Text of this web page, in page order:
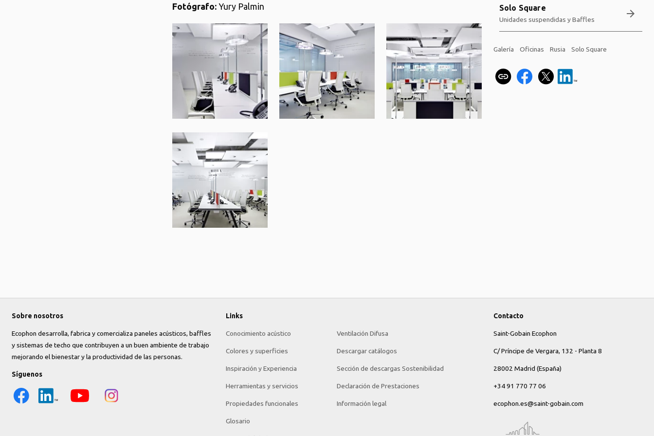
Fotógrafo: Yury Palmin Solo Square
Unidades suspendidas y Baffles arrow_forward
Galería Oficinas Rusia Solo Square
Sobre nosotros
Ecophon desarrolla, fabrica y comercializa paneles acústicos, baffles
y sistemas de techo que contribuyen a un buen ambiente de trabajo
mejorando el bienestar y la productividad de las personas.
Síguenos
Links
Conocimiento acústico
Colores y superficies
Inspiración y Experiencia
Herramientas y servicios
Propiedades funcionales
Glosario
Ventilación Difusa
Descargar catálogos
Sección de descargas Sostenibilidad
Declaración de Prestaciones
Información legal
Contacto
Saint-Gobain Ecophon
C/ Príncipe de Vergara, 132 - Planta 8
28002 Madrid (España)
+34 91 770 77 06
ecophon.es@saint-gobain.com